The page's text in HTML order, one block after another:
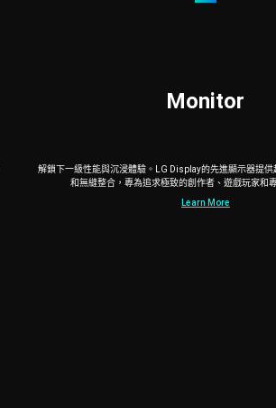
Monitor
解鎖下一級性能與沉浸體驗。LG Display的先進顯示器提
和無縫整合，專為追求極致的創作者、遊戲玩家和
Learn More